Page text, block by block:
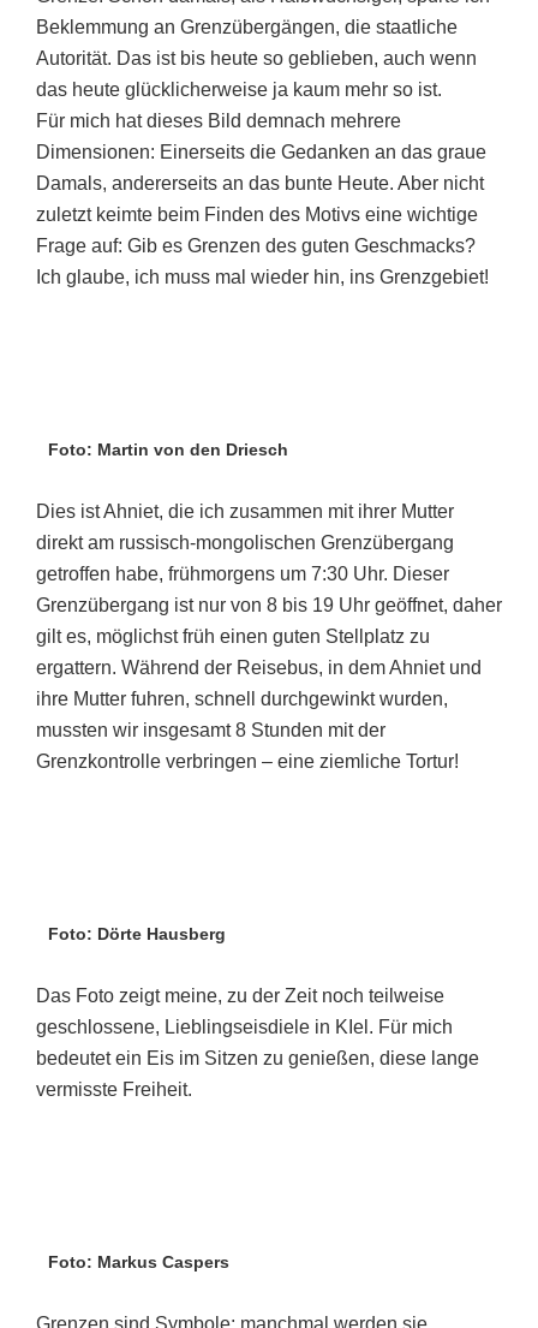
Beklemmung an Grenzübergängen, die staatliche
Autorität. Das ist bis heute so geblieben, auch wenn
das heute glücklicherweise ja kaum mehr so ist.
Für mich hat dieses Bild demnach mehrere
Dimensionen: Einerseits die Gedanken an das graue
Damals, andererseits an das bunte Heute. Aber nicht
zuletzt keimte beim Finden des Motivs eine wichtige
Frage auf: Gib es Grenzen des guten Geschmacks?
Ich glaube, ich muss mal wieder hin, ins Grenzgebiet!
Foto: Martin von den Driesch
Dies ist Ahniet, die ich zusammen mit ihrer Mutter
direkt am russisch-mongolischen Grenzübergang
getroffen habe, frühmorgens um 7:30 Uhr. Dieser
Grenzübergang ist nur von 8 bis 19 Uhr geöffnet, daher
gilt es, möglichst früh einen guten Stellplatz zu
ergattern. Während der Reisebus, in dem Ahniet und
ihre Mutter fuhren, schnell durchgewinkt wurden,
mussten wir insgesamt 8 Stunden mit der
Grenzkontrolle verbringen – eine ziemliche Tortur!
Foto: Dörte Hausberg
Das Foto zeigt meine, zu der Zeit noch teilweise
geschlossene, Lieblingseisdiele in KIel. Für mich
bedeutet ein Eis im Sitzen zu genießen, diese lange
vermisste Freiheit.
Foto: Markus Caspers
Grenzen sind Symbole; manchmal werden sie